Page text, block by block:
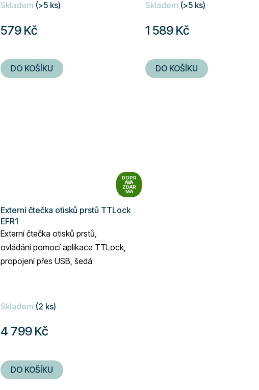
Skladem (>5 ks)
579 Kč
DO KOŠÍKU
Skladem (>5 ks)
1 589 Kč
DO KOŠÍKU
DOPR
AVA
ZDAR
MA
Externí čtečka otisků prstů TTLock
EFR1
Externí čtečka otisků prstů,
ovládání pomocí aplikace TTLock,
propojení přes USB, šedá
Skladem (2 ks)
4 799 Kč
DO KOŠÍKU